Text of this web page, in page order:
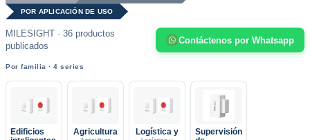
POR APLICACIÓN DE USO
MILESIGHT · 36 productos
publicados
Contáctenos por Whatsapp
Por familia · 4 series
Edificios
Agricultura Logística y
Supervisión